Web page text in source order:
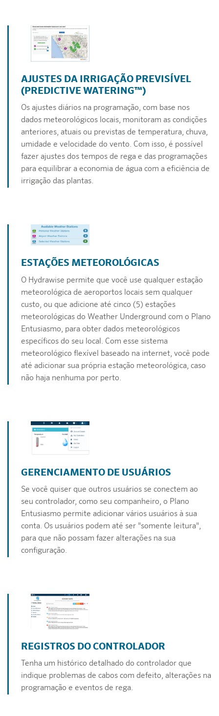
AJUSTES DA IRRIGAÇÃO PREVISÍVEL
(PREDICTIVE WATERING™)
Os ajustes diários na programação, com base nos
dados meteorológicos locais, monitoram as condições
anteriores, atuais ou previstas de temperatura, chuva,
umidade e velocidade do vento. Com isso, é possível
fazer ajustes dos tempos de rega e das programações
para equilibrar a economia de água com a eficiência de
irrigação das plantas.
ESTAÇÕES METEOROLÓGICAS
O Hydrawise permite que você use qualquer estação
meteorológica de aeroportos locais sem qualquer
custo, ou que adicione até cinco (5) estações
meteorológicas do Weather Underground com o Plano
Entusiasmo, para obter dados meteorológicos
específicos do seu local. Com esse sistema
meteorológico flexível baseado na internet, você pode
até adicionar sua própria estação meteorológica, caso
não haja nenhuma por perto.
GERENCIAMENTO DE USUÁRIOS
Se você quiser que outros usuários se conectem ao
seu controlador, como seu companheiro, o Plano
Entusiasmo permite adicionar vários usuários à sua
conta. Os usuários podem até ser "somente leitura",
para que não possam fazer alterações na sua
configuração.
REGISTROS DO CONTROLADOR
Tenha um histórico detalhado do controlador que
indique problemas de cabos com defeito, alterações na
programação e eventos de rega.